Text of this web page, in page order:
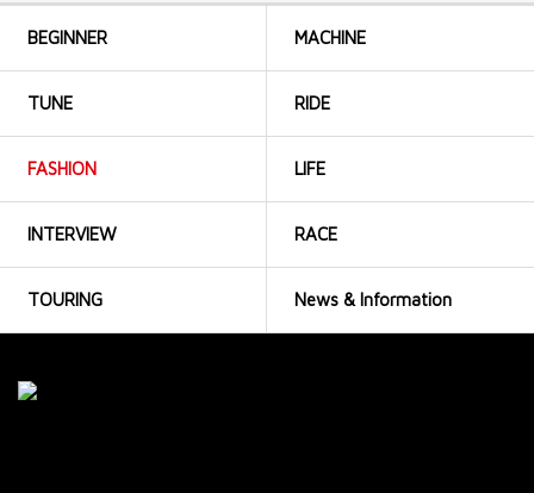
BEGINNER MACHINE
TUNE RIDE
FASHION LIFE
INTERVIEW RACE
TOURING News & Information